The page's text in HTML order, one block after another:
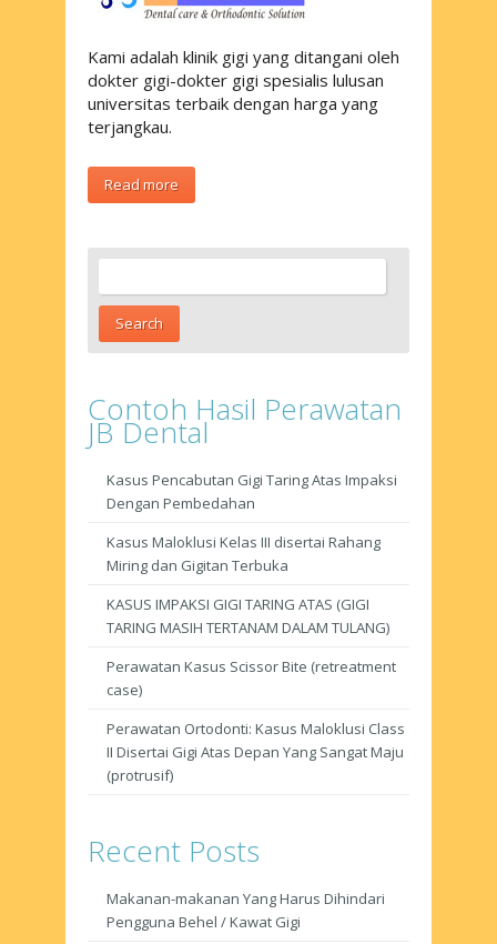
Kami adalah klinik gigi yang ditangani oleh
dokter gigi-dokter gigi spesialis lulusan
universitas terbaik dengan harga yang
terjangkau.
Read more
Contoh Hasil Perawatan
JB Dental
Kasus Pencabutan Gigi Taring Atas Impaksi
Dengan Pembedahan
Kasus Maloklusi Kelas III disertai Rahang
Miring dan Gigitan Terbuka
KASUS IMPAKSI GIGI TARING ATAS (GIGI
TARING MASIH TERTANAM DALAM TULANG)
Perawatan Kasus Scissor Bite (retreatment
case)
Perawatan Ortodonti: Kasus Maloklusi Class
II Disertai Gigi Atas Depan Yang Sangat Maju
(protrusif)
Recent Posts
Makanan-makanan Yang Harus Dihindari
Pengguna Behel / Kawat Gigi